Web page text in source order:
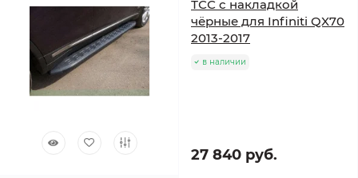
ТСС с накладкой
чёрные для Infiniti QX70
2013-2017
в наличии
27 840 руб.